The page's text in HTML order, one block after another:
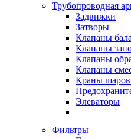
Трубопроводная
Задвижки
Затворы
Клапаны
Клапаны
Клапаны
Клапаны
Краны
Элеваторы
Фильтры